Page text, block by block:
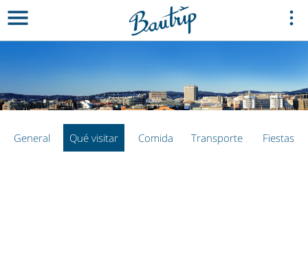
General Qué visitar Comida Transporte Fiestas